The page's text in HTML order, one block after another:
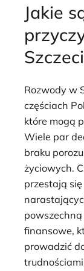
Jakie
Rozwody w
częściach
które mogą
Wiele par
braku
życiowych.
przestają
finansowe,
prowadzić